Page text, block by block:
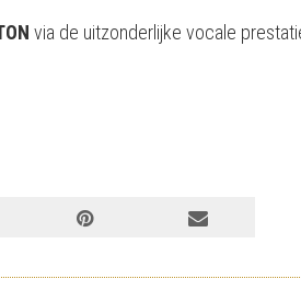
via de uitzonderlijke vocale